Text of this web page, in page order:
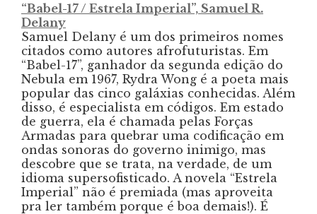
“Babel-17 / Estrela Imperial”, Samuel R.
Delany
Samuel Delany é um dos primeiros nomes
citados como autores afrofuturistas. Em
“Babel-17”, ganhador da segunda edição do
Nebula em 1967, Rydra Wong é a poeta mais
popular das cinco galáxias conhecidas. Além
disso, é especialista em códigos. Em estado
de guerra, ela é chamada pelas Forças
Armadas para quebrar uma codificação em
ondas sonoras do governo inimigo, mas
descobre que se trata, na verdade, de um
idioma supersofisticado. A novela “Estrela
Imperial” não é premiada (mas aproveita
pra ler também porque é boa demais!). É